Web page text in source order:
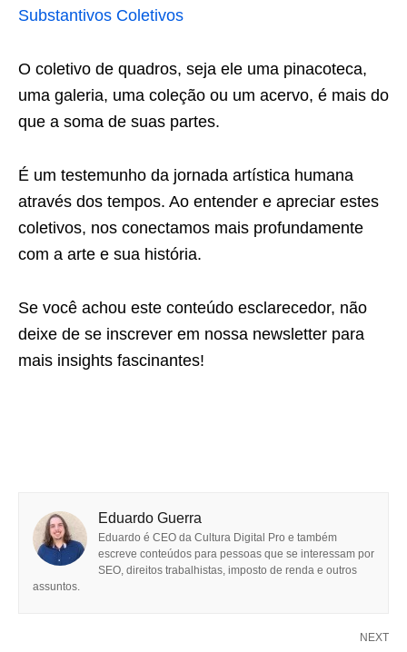
Substantivos Coletivos
O coletivo de quadros, seja ele uma pinacoteca,
uma galeria, uma coleção ou um acervo, é mais do
que a soma de suas partes.
É um testemunho da jornada artística humana
através dos tempos. Ao entender e apreciar estes
coletivos, nos conectamos mais profundamente
com a arte e sua história.
Se você achou este conteúdo esclarecedor, não
deixe de se inscrever em nossa newsletter para
mais insights fascinantes!
Eduardo Guerra
Eduardo é CEO da Cultura Digital Pro e também
escreve conteúdos para pessoas que se interessam por
SEO, direitos trabalhistas, imposto de renda e outros
assuntos.
NEXT